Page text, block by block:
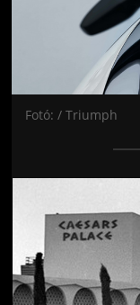
Fotó: / Triumph